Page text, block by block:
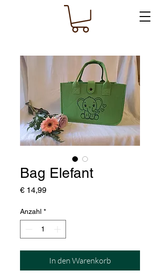
Bag Elefant
€ 14,99Preis
Anzahl *
In den Warenkorb